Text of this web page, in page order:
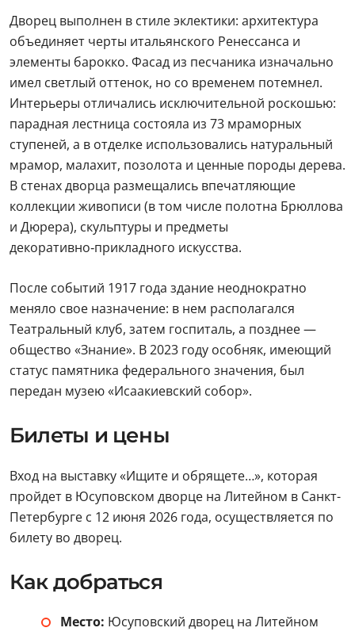
Дворец выполнен в стиле эклектики: архитектура
объединяет черты итальянского Ренессанса и
элементы барокко. Фасад из песчаника изначально
имел светлый оттенок, но со временем потемнел.
Интерьеры отличались исключительной роскошью:
парадная лестница состояла из 73 мраморных
ступеней, а в отделке использовались натуральный
мрамор, малахит, позолота и ценные породы дерева.
В стенах дворца размещались впечатляющие
коллекции живописи (в том числе полотна Брюллова
и Дюрера), скульптуры и предметы
декоративно‑прикладного искусства.
После событий 1917 года здание неоднократно
меняло свое назначение: в нем располагался
Театральный клуб, затем госпиталь, а позднее —
общество «Знание». В 2023 году особняк, имеющий
статус памятника федерального значения, был
передан музею «Исаакиевский собор».
Билеты и цены
Вход на выставку «Ищите и обрящете…», которая
пройдет в Юсуповском дворце на Литейном в Санкт-
Петербурге с 12 июня 2026 года, осуществляется по
билету во дворец.
Как добраться
Место: Юсуповский дворец на Литейном